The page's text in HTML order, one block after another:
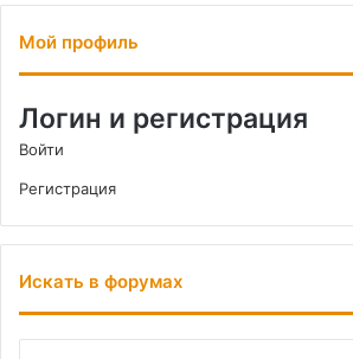
Мой профиль
Логин и регистрация
Войти
Регистрация
Искать в форумах